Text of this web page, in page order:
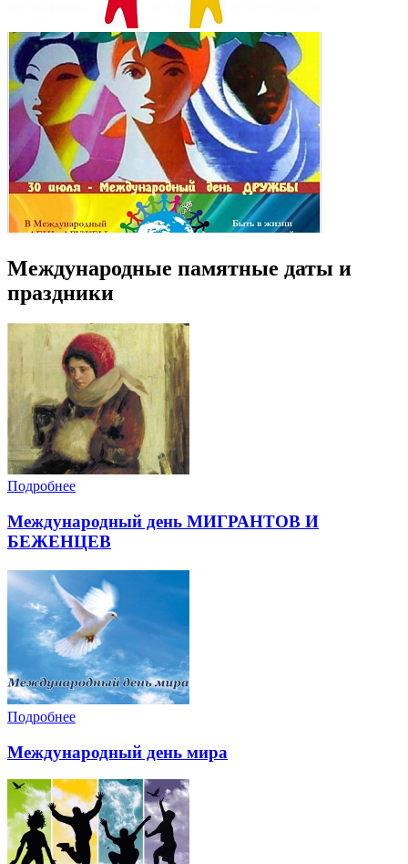
Международные памятные даты и
праздники
Подробнее
Международный день МИГРАНТОВ И
БЕЖЕНЦЕВ
Подробнее
Международный день мира